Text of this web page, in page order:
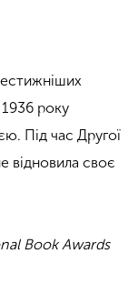
року
Під час Другої
відновила своє
Book Awards